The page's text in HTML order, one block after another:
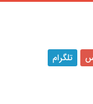
تلگرام